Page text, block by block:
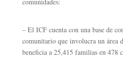
–El ICF cuenta con una base de
comunitario que involucra un área
beneficia a 25,415 familias en 478